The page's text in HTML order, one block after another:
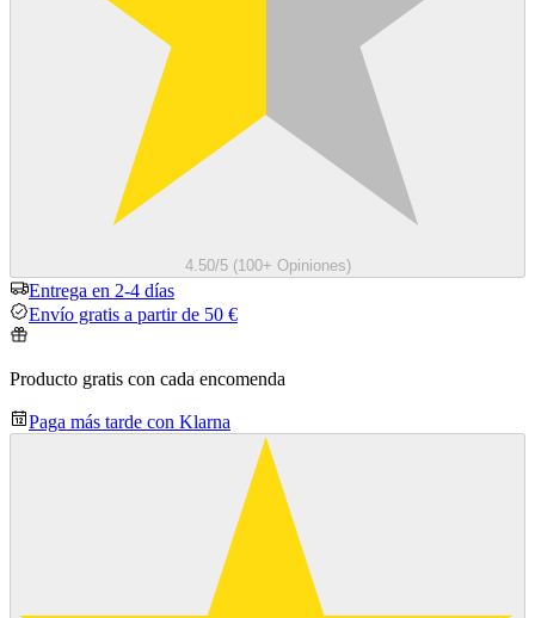
4.50/5 (100+ Opiniones)
Entrega en 2-4 días
Envío gratis a partir de 50 €
Producto gratis con cada encomenda
Paga más tarde con Klarna